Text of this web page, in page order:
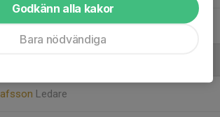
Ledare
Godkänn alla kakor
Bara nödvändiga